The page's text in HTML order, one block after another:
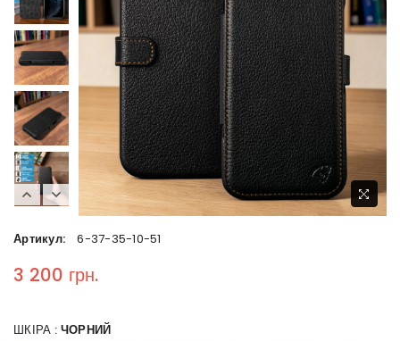
Артикул: 6-37-35-10-51
Regular price
3 200 грн.
ШКІРА : ЧОРНИЙ